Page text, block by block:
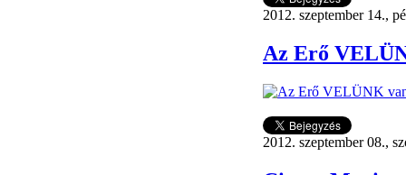
2012. szeptember 14.,
Az Erő
2012. szeptember 08.,